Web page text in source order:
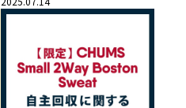
POP UPストアも展開！